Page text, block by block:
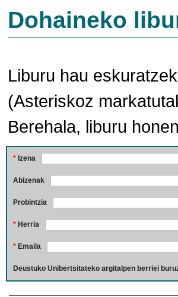
Dohaineko
Liburu hau
(Asteriskoz
Berehala, liburu
* Izena
Abizenak
Probintzia
* Herria
* Emaila
Deustuko Unibertsitateko argitalpen berriei